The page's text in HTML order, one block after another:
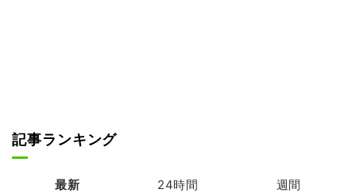
記事ランキング
最新 24時間 週間